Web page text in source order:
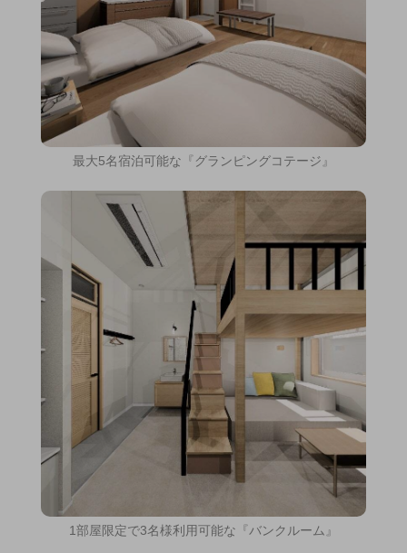
最大5名宿泊可能な『グランピングコテージ』
1部屋限定で3名様利用可能な『バンクルーム』